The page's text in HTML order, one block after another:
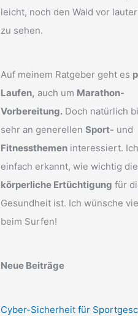
leicht, noch den Wald vor
zu sehen.
Auf meinem Ratgeber geht es
Laufen, auch um Marathon-
Vorbereitung. Doch natürlich
sehr an generellen Sport- und
Fitnessthemen interessiert.
einfach erkannt, wie wichtig die
körperliche Ertüchtigung für
Gesundheit ist. Ich wünsche
beim Surfen!
Neue Beiträge
Cyber-Sicherheit für